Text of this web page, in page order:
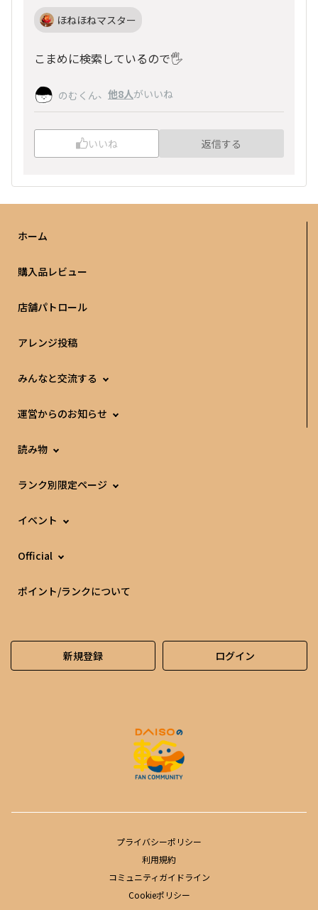
ほねほねマスター
こまめに検索しているので🖐
のむくん、 他8人がいいね
いいね 返信する
ホーム
購入品レビュー
店舗パトロール
アレンジ投稿
みんなと交流する
運営からのお知らせ
読み物
ランク別限定ページ
イベント
Official
ポイント/ランクについて
新規登録 ログイン
プライバシーポリシー
利用規約
コミュニティガイドライン
Cookieポリシー